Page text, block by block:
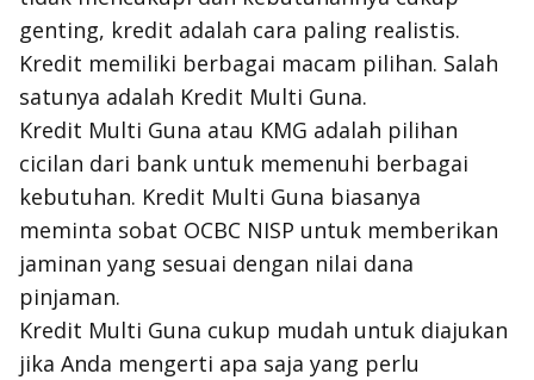
genting, kredit adalah cara paling realistis.
Kredit memiliki berbagai macam pilihan. Salah
satunya adalah Kredit Multi Guna.
Kredit Multi Guna atau KMG adalah pilihan
cicilan dari bank untuk memenuhi berbagai
kebutuhan. Kredit Multi Guna biasanya
meminta sobat OCBC NISP untuk memberikan
jaminan yang sesuai dengan nilai dana
pinjaman.
Kredit Multi Guna cukup mudah untuk diajukan
jika Anda mengerti apa saja yang perlu